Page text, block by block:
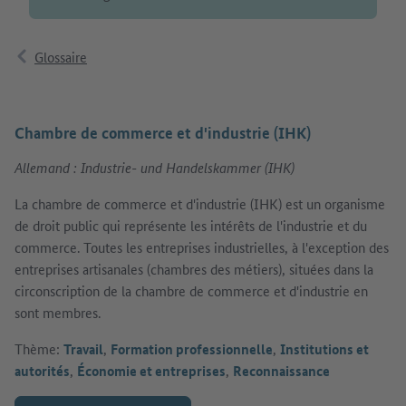
Glossaire
Chambre de commerce et d'industrie (IHK)
Allemand : Industrie- und Handelskammer (IHK)
La chambre de commerce et d'industrie (IHK) est un organisme
de droit public qui représente les intérêts de l'industrie et du
commerce. Toutes les entreprises industrielles, à l'exception des
entreprises artisanales (chambres des métiers), situées dans la
circonscription de la chambre de commerce et d'industrie en
sont membres.
Thème: Travail, Formation professionnelle, Institutions et
autorités, Économie et entreprises, Reconnaissance